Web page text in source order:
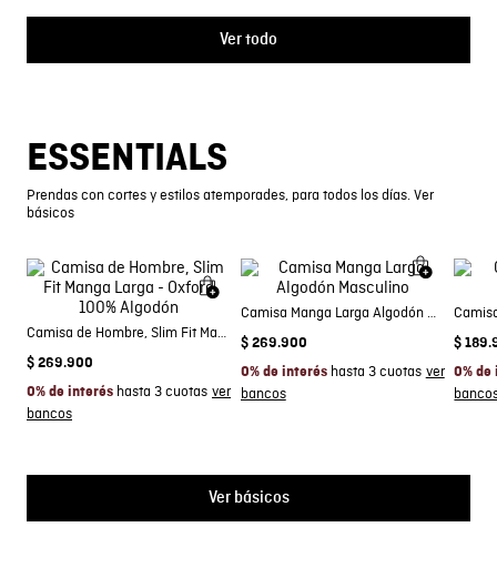
Ver todo
ESSENTIALS
Prendas con cortes y estilos atemporades, para todos los días. Ver
básicos
Camisa de Hombre, Slim Fit Manga Larga - Oxford 100% Algodón
$ 269.900
0% de interés hasta 3 cuotas
Camisa Manga Larga Algodón Masculino
$ 269.900
0% de interéshasta 3 cuotas
$ 189.
0%
Ver básicos